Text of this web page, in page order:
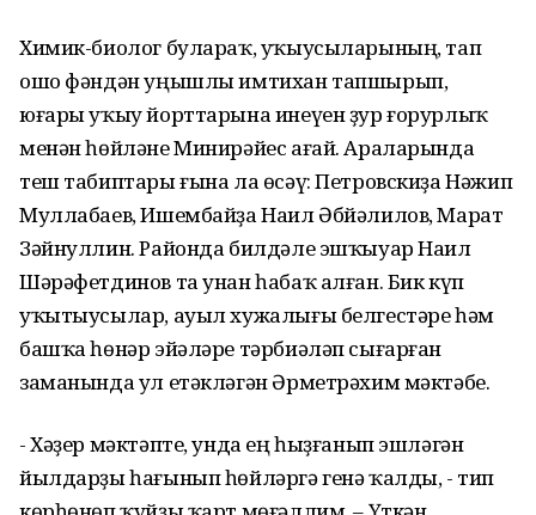
Химик-биолог булараҡ, уҡыусыларының, тап
ошо фәндән уңышлы имтихан тапшырып,
юғары уҡыу йорттарына инеүен ҙур ғорурлыҡ
менән һөйләне Минирәйес ағай. Араларында
теш табиптары ғына ла өсәү: Петровскиҙа Нәжип
Муллабаев, Ишембайҙа Наил Әбйәлилов, Марат
Зәйнуллин. Районда билдәле эшҡыуар Наил
Шәрәфетдинов та унан һабаҡ алған. Бик күп
уҡытыусылар, ауыл хужалығы белгестәре һәм
башҡа һөнәр эйәләре тәрбиәләп сығарған
заманында ул етәкләгән Әрметрәхим мәктәбе.
- Хәҙер мәктәпте, унда ең һыҙғанып эшләгән
йылдарҙы һағынып һөйләргә генә ҡалды, - тип